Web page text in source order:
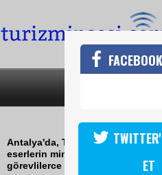
MİNİCİTY YAZA
Antalya'da, Türkiye'nin çeşitli
eserlerin minyatürlerinin yer
görevlilerce yaz mevsimi için
ET